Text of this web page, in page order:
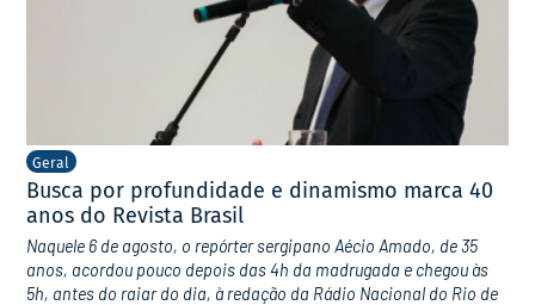
Geral
Busca por profundidade e dinamismo marca 40
anos do Revista Brasil
Naquele 6 de agosto, o repórter sergipano Aécio Amado, de 35
anos, acordou pouco depois das 4h da madrugada e chegou às
5h, antes do raiar do dia, à redação da Rádio Nacional do Rio de